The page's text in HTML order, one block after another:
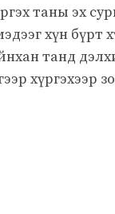
таны эх
хүн бүрт
танд
хүргэхээр